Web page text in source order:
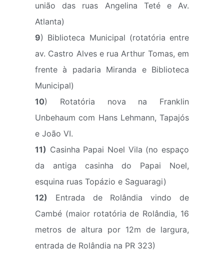
união das ruas Angelina Teté e Av.
Atlanta)
9) Biblioteca Municipal (rotatória entre
av. Castro Alves e rua Arthur Tomas, em
frente à padaria Miranda e Biblioteca
Municipal)
10) Rotatória nova na Franklin
Unbehaum com Hans Lehmann, Tapajós
e João VI.
11) Casinha Papai Noel Vila (no espaço
da antiga casinha do Papai Noel,
esquina ruas Topázio e Saguaragi)
12) Entrada de Rolândia vindo de
Cambé (maior rotatória de Rolândia, 16
metros de altura por 12m de largura,
entrada de Rolândia na PR 323)